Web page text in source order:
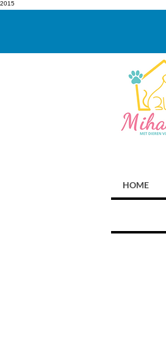
2015
HOME